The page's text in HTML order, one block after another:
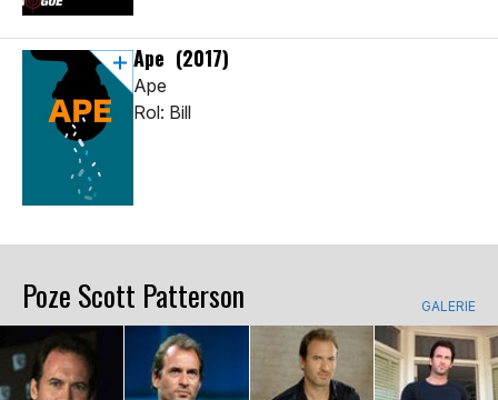
Ape (2017)
Ape
Rol: Bill
Poze Scott Patterson GALERIE